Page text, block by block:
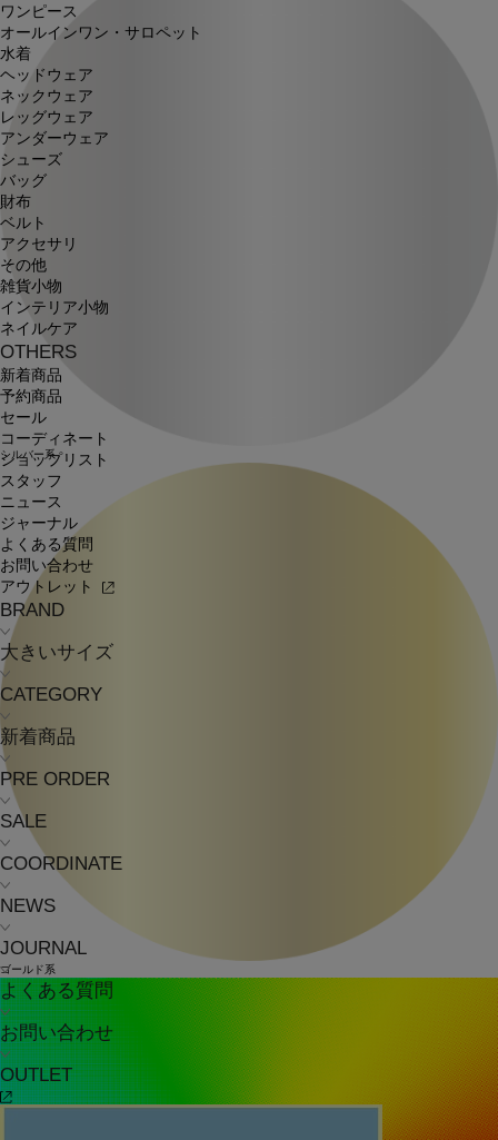
ワンピース
オールインワン・サロペット
水着
ヘッドウェア
ネックウェア
レッグウェア
アンダーウェア
シューズ
バッグ
財布
ベルト
アクセサリ
その他
雑貨小物
インテリア小物
ネイルケア
OTHERS
新着商品
予約商品
セール
コーディネート
ショップリスト
スタッフ
ニュース
ジャーナル
よくある質問
お問い合わせ
アウトレット
BRAND
大きいサイズ
CATEGORY
新着商品
PRE ORDER
SALE
COORDINATE
NEWS
JOURNAL
よくある質問
お問い合わせ
OUTLET
シルバー系
ゴールド系